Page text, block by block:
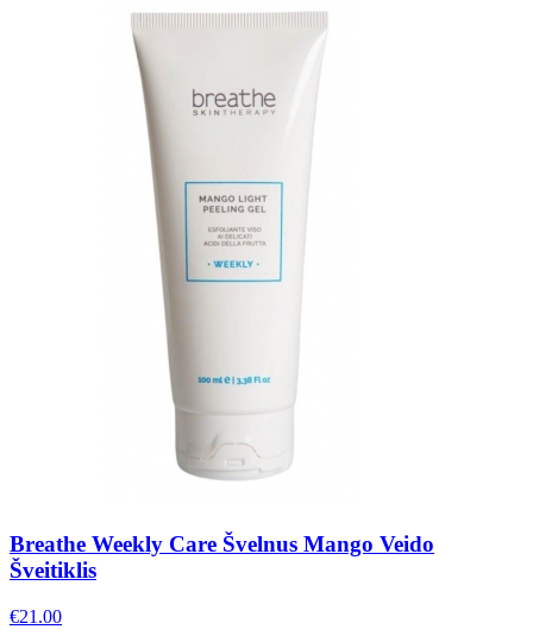
Breathe Weekly Care Švelnus Mango Veido
Šveitiklis
€21.00